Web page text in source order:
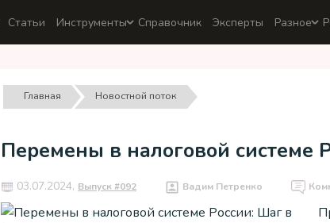
Статьи Инструменты Справочник Эксперты Разное
Главная Новостной поток
Перемены в налоговой системе
03.07.2024, Выпуск #092 Вадим Петренко